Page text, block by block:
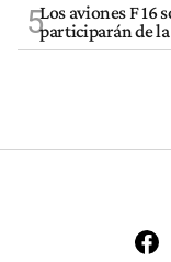
5Los aviones F 16
participarán de